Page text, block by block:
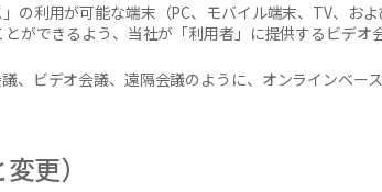
」の利用が可能な端末（PC、モバイル端末、TV、お
とができるよう、当社が「利用者」に提供するビデ
議、ビデオ会議、遠隔会議のように、オンラインベ
更）